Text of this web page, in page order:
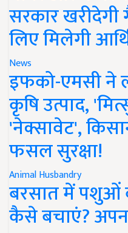
सरकार
लिए मिलेगी
News
इफको-एमसी ने
कृषि उत्पाद,
'नेक्सावेट',
फसल सुरक्षा!
Animal Husbandry
बरसात में पशुओं
कैसे बचाएं?